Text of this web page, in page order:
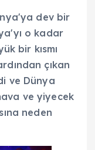
dev bir
o kadar
bir kısmı
çıkan
ve Dünya
ve yiyecek
neden